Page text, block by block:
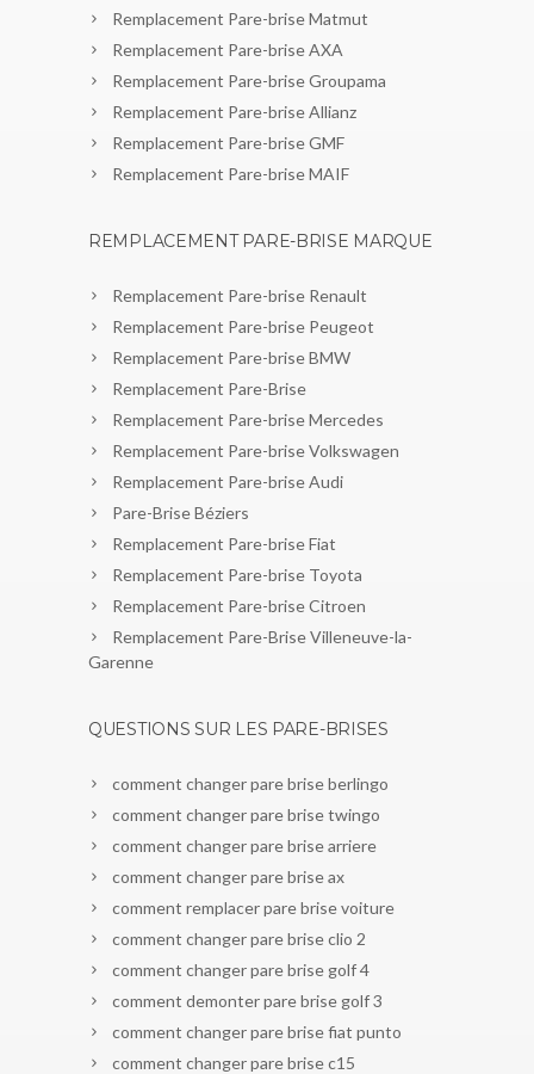
Remplacement Pare-brise Matmut
Remplacement Pare-brise AXA
Remplacement Pare-brise Groupama
Remplacement Pare-brise Allianz
Remplacement Pare-brise GMF
Remplacement Pare-brise MAIF
REMPLACEMENT PARE-BRISE MARQUE
Remplacement Pare-brise Renault
Remplacement Pare-brise Peugeot
Remplacement Pare-brise BMW
Remplacement Pare-Brise
Remplacement Pare-brise Mercedes
Remplacement Pare-brise Volkswagen
Remplacement Pare-brise Audi
Pare-Brise Béziers
Remplacement Pare-brise Fiat
Remplacement Pare-brise Toyota
Remplacement Pare-brise Citroen
Remplacement Pare-Brise Villeneuve-la-
Garenne
QUESTIONS SUR LES PARE-BRISES
comment changer pare brise berlingo
comment changer pare brise twingo
comment changer pare brise arriere
comment changer pare brise ax
comment remplacer pare brise voiture
comment changer pare brise clio 2
comment changer pare brise golf 4
comment demonter pare brise golf 3
comment changer pare brise fiat punto
comment changer pare brise c15